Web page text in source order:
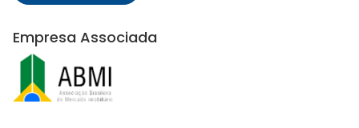
Empresa Associada